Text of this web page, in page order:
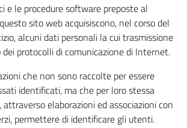
e le procedure software preposte al
sito web acquisiscono, nel corso del
alcuni dati personali la cui trasmissione
dei protocolli di comunicazione di Internet.
che non sono raccolte per essere
identificati, ma che per loro stessa
elaborazioni ed associazioni con
permettere di identificare gli utenti.